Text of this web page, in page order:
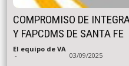
COMPROMISO DE
Y FAPCDMS DE SANTA FE
El equipo de VA
- 03/09/2025